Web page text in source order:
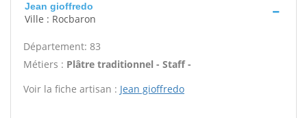
Jean gioffredo
Ville : Rocbaron
Département: 83
Métiers : Plâtre traditionnel - Staff -
Voir la fiche artisan : Jean gioffredo